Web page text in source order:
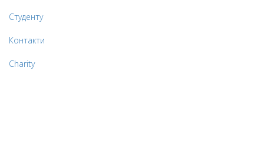
Студенту
Контакти
Charity